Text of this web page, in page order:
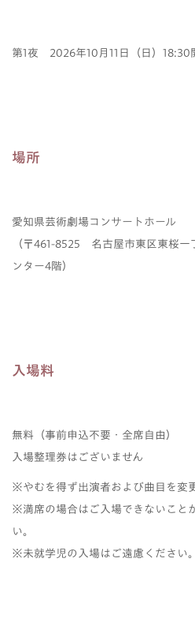
第1夜 2026年10月11日（日）18:30
場所
愛知県芸術劇場コンサートホール
（〒461-8525 名古屋市東区東桜一
ンター4階）
入場料
無料（事前申込不要・全席自由）
入場整理券はございません
※やむを得ず出演者および曲目を変
※満席の場合はご入場できないこと
い。
※未就学児の入場はご遠慮ください。